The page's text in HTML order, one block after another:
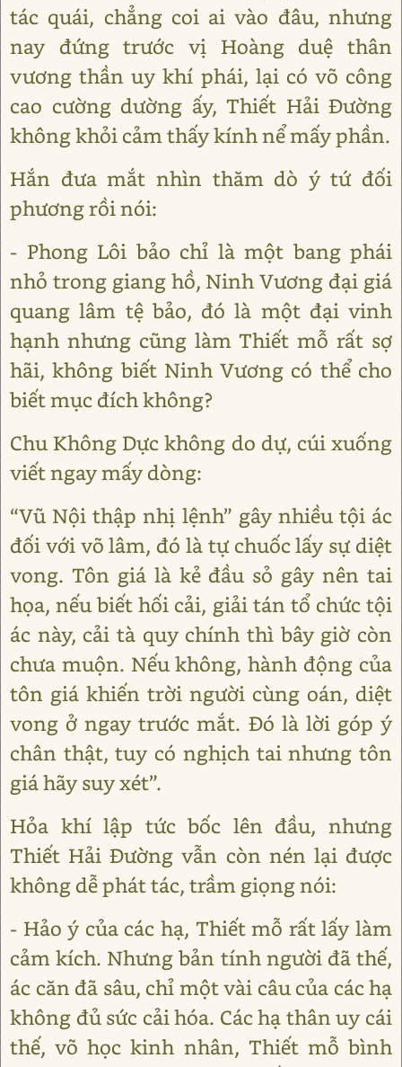
tác quái, chẳng coi ai vào đâu, nhưng
nay đứng trước vị Hoàng duệ thân
vương thần uy khí phái, lại có võ công
cao cường dường ấy, Thiết Hải Đường
không khỏi cảm thấy kính nể mấy phần.
Hắn đưa mắt nhìn thăm dò ý tứ đối
phương rồi nói:
- Phong Lôi bảo chỉ là một bang phái
nhỏ trong giang hồ, Ninh Vương đại giá
quang lâm tệ bảo, đó là một đại vinh
hạnh nhưng cũng làm Thiết mỗ rất sợ
hãi, không biết Ninh Vương có thể cho
biết mục đích không?
Chu Không Dực không do dự, cúi xuống
viết ngay mấy dòng:
“Vũ Nội thập nhị lệnh” gây nhiều tội ác
đối với võ lâm, đó là tự chuốc lấy sự diệt
vong. Tôn giá là kẻ đầu sỏ gây nên tai
họa, nếu biết hối cải, giải tán tổ chức tội
ác này, cải tà quy chính thì bây giờ còn
chưa muộn. Nếu không, hành động của
tôn giá khiến trời người cùng oán, diệt
vong ở ngay trước mắt. Đó là lời góp ý
chân thật, tuy có nghịch tai nhưng tôn
giá hãy suy xét”.
Hỏa khí lập tức bốc lên đầu, nhưng
Thiết Hải Đường vẫn còn nén lại được
không dễ phát tác, trầm giọng nói:
- Hảo ý của các hạ, Thiết mỗ rất lấy làm
cảm kích. Nhưng bản tính người đã thế,
ác căn đã sâu, chỉ một vài câu của các hạ
không đủ sức cải hóa. Các hạ thân uy cái
thế, võ học kinh nhân, Thiết mỗ bình